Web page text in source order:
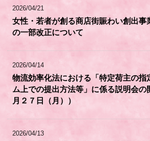
2026/04/21
女性・若者が創る商店街賑わい創出事
の一部改正について
2026/04/14
物流効率化法における「特定荷主の指
ム上での提出方法等」に係る説明会の
月２７日（月））
2026/04/13